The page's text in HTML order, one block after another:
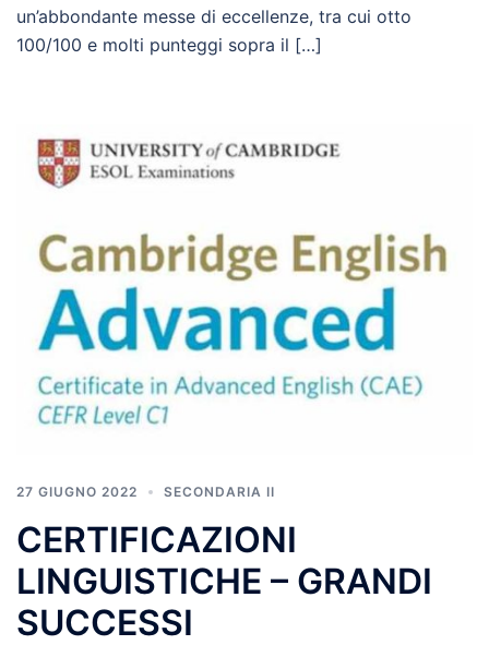
un’abbondante messe di eccellenze, tra cui otto
100/100 e molti punteggi sopra il […]
27 GIUGNO 2022 SECONDARIA II
CERTIFICAZIONI
LINGUISTICHE – GRANDI
SUCCESSI